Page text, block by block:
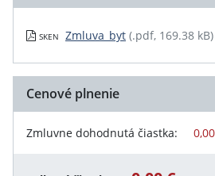
SKEN Zmluva_byt (.pdf, 169.38 kB)
Cenové plnenie
Zmluvne dohodnutá čiastka: